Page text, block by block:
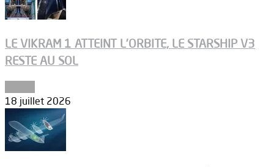
LE VIKRAM 1 ATTEINT L’ORBITE, LE STARSHIP V3
RESTE AU SOL
18 juillet 2026